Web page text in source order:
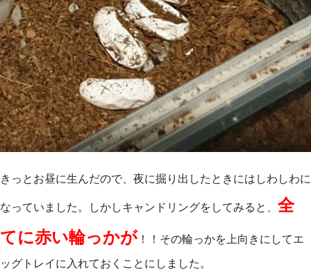
きっとお昼に生んだので、夜に掘り出したときにはしわしわに
なっていました。しかしキャンドリングをしてみると、 全
てに赤い輪っかが ！！その輪っかを上向きにしてエ
ッグトレイに入れておくことにしました。